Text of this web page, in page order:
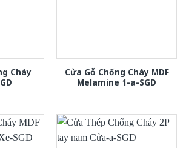
Cháy
Cửa Gỗ Chống Cháy MDF
Melamine 1-a-SGD